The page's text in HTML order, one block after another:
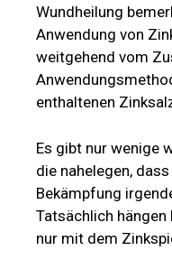
Wundheilung
Anwendung von
weitgehend vom
enthaltenen
Es gibt nur wenige
die nahelegen,
Bekämpfung
Tatsächlich
nur mit dem